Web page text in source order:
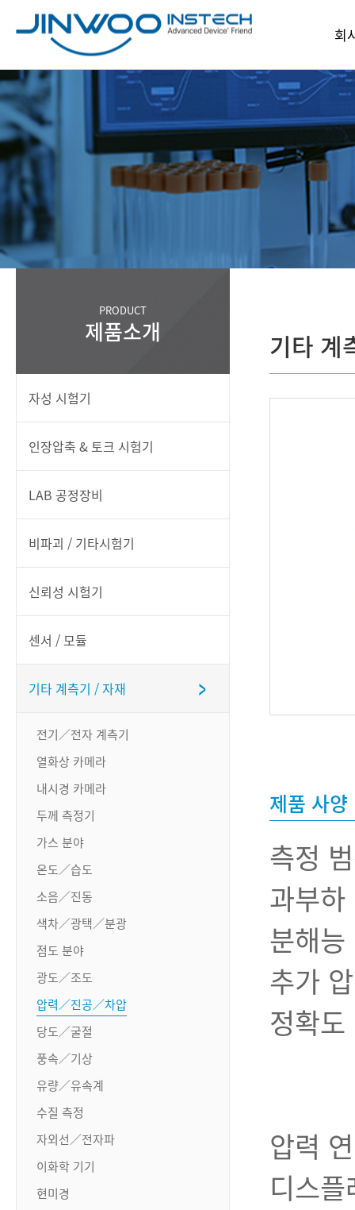
회
회
찾아
PRODUCT
제품소개
자성 시험기
인장압축 & 토크 시험기
LAB 공정장비
비파괴 / 기타시험기
신뢰성 시험기
센서 / 모듈
기타 계측기 / 자재
전기／전자 계측기
열화상 카메라
내시경 카메라
두께 측정기
가스 분야
온도／습도
소음／진동
색차／광택／분광
점도 분야
광도／조도
압력／진공／차압
당도／굴절
풍속／기상
유량／유속계
수질 측정
자외선／전자파
이화학 기기
현미경
기타 계
제품 사양
측정
과부
분해
추가
정확
압력
디스